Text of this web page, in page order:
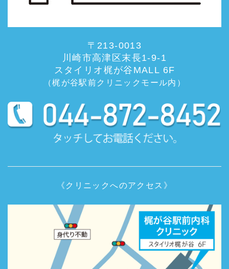
〒213-0013
川崎市高津区末長1-9-1
スタイリオ梶が谷MALL 6F
（梶が谷駅前クリニックモール内）
《クリニックへのアクセス》